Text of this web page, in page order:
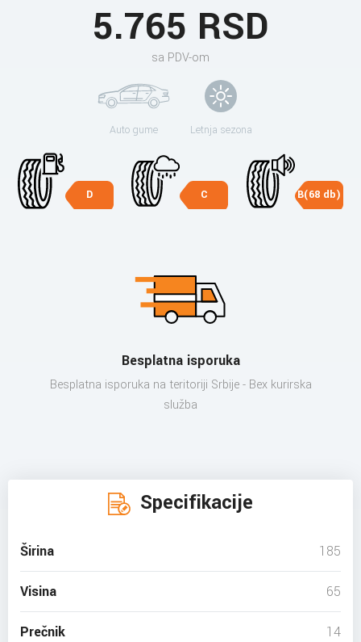
5.765 RSD
sa PDV-om
Auto gume Letnja sezona
D C B(68 db)
Besplatna isporuka
Besplatna isporuka na teritoriji Srbije - Bex kurirska
služba
Specifikacije
Širina 185
Visina 65
Prečnik 14